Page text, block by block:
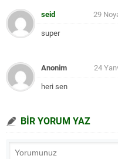
seid 29
super
Anonim 24
heri sen
BİR YORUM YAZ